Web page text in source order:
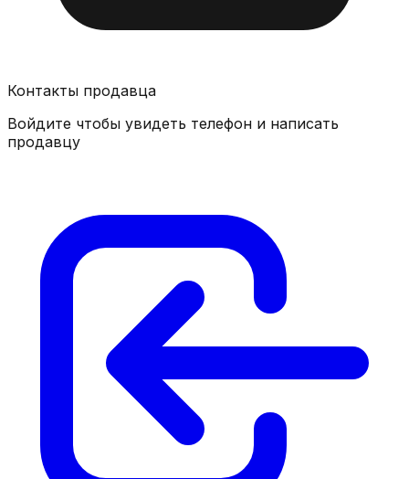
Контакты продавца
Войдите чтобы увидеть телефон и написать
продавцу